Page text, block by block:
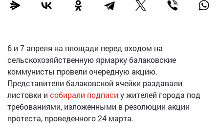
6 и 7 апреля на площади перед входом на
сельскохозяйственную ярмарку балаковские
коммунисты провели очередную акцию.
Представители балаковской ячейки раздавали
листовки и собирали подписи у жителей города под
требованиями, изложенными в резолюции акции
протеста, проведенного 24 марта.